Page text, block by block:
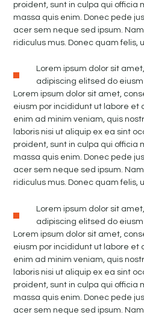
proident, sunt in culpa qui officia
massa quis enim. Donec pede
acer sem neque sed ipsum.
ridiculus mus. Donec quam felis,
Lorem ipsum dolor sit
adipiscing elitsed do eiusm
Lorem ipsum dolor sit amet,
eiusm por incididunt ut labore et
enim ad minim veniam, quis
laboris nisi ut aliquip ex ea sint
proident, sunt in culpa qui officia
massa quis enim. Donec pede
acer sem neque sed ipsum.
ridiculus mus. Donec quam felis,
Lorem ipsum dolor sit
adipiscing elitsed do eiusm
Lorem ipsum dolor sit amet,
eiusm por incididunt ut labore et
enim ad minim veniam, quis
laboris nisi ut aliquip ex ea sint
proident, sunt in culpa qui officia
massa quis enim. Donec pede
acer sem neque sed ipsum.